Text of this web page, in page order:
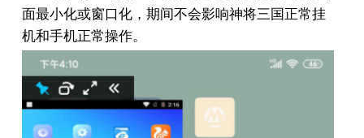
面最小化或窗口化，期间不会影响神将三国正常挂
机和手机正常操作。